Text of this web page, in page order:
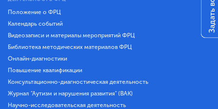
Положение о ФРЦ
Календарь событий
Видеозаписи и материалы мероприятий ФРЦ
Библиотека методических материалов ФРЦ
Онлайн-диагностики
Повышение квалификации
Консультационно-диагностическая деятельность
Журнал "Аутизм и нарушения развития" (ВАК)
Научно-исследовательская деятельность